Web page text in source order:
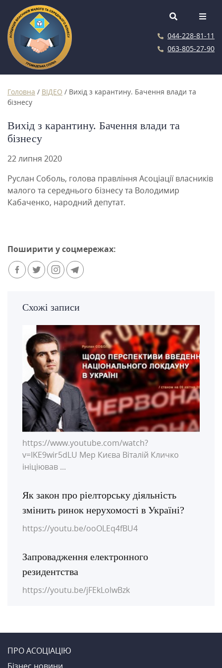
044-228-81-11
063-805-27-90
Головна / ВІДЕО / Вихід з карантину. Бачення влади та
бізнесу
Вихід з карантину. Бачення влади та
бізнесу
22 липня 2020
Руслан Соболь, голова правління Асоціації власників
малого та середнього бізнесу та Володимир
Кабаченко, народний депутат.
Поширити у соцмережах:
Схожі записи
https://www.youtube.com/watch?
v=IKE9wir5dLU Мер Києва Віталій Кличко
ініціював ...
Як закон про ріелторську діяльність
змінить ринок нерухомості в Україні?
https://youtu.be/ooOLEq4fBU4
Запровадження електронного
резидентства
https://youtu.be/jFEkLolwBzk
ПРО АСОЦІАЦІЮ